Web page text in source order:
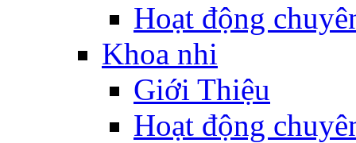
Hoạt động
Khoa nhi
Giới Thiệu
Hoạt động